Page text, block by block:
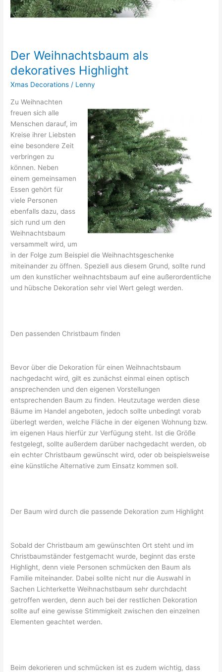
Der Weihnachtsbaum als
dekoratives Highlight
Xmas Decorations / Lenny
Zu Weihnachten
freuen sich alle
Menschen darauf, im
Kreise ihrer Liebsten
eine besondere Zeit
verbringen zu
können. Neben
einem gemeinsamen
Essen gehört für
viele Personen
ebenfalls dazu, dass
sich rund um den
Weihnachtsbaum
versammelt wird, um
in der Folge zum Beispiel die Weihnachtsgeschenke
miteinander zu öffnen. Speziell aus diesem Grund, sollte rund
um den kunstlicher weihnachtsbaum auf eine außerordentliche
und hübsche Dekoration sehr viel Wert gelegt werden.
Den passenden Christbaum finden
Bevor über die Dekoration für einen Weihnachtsbaum
nachgedacht wird, gilt es zunächst einmal einen optisch
ansprechenden und den eigenen Vorstellungen
entsprechenden Baum zu finden. Heutzutage werden diese
Bäume im Handel angeboten, jedoch sollte unbedingt vorab
überlegt werden, welche Fläche in der eigenen Wohnung bzw.
im eigenen Haus hierfür zur Verfügung steht. Ist die Größe
festgelegt, sollte außerdem darüber nachgedacht werden, ob
ein echter Christbaum gewünscht wird, oder ob beispielsweise
eine künstliche Alternative zum Einsatz kommen soll.
Der Baum wird durch die passende Dekoration zum Highlight
Sobald der Christbaum am gewünschten Ort steht und im
Christbaumständer festgemacht wurde, beginnt das erste
Highlight, denn viele Personen schmücken den Baum als
Familie miteinander. Dabei sollte nicht nur die Auswahl in
Sachen Lichterkette Weihnachstbaum sehr durchdacht
getroffen werden, denn auch bei der restlichen Dekoration
sollte auf eine gewisse Stimmigkeit zwischen den einzelnen
Elementen geachtet werden.
Beim dekorieren und schmücken ist es zudem wichtig, dass